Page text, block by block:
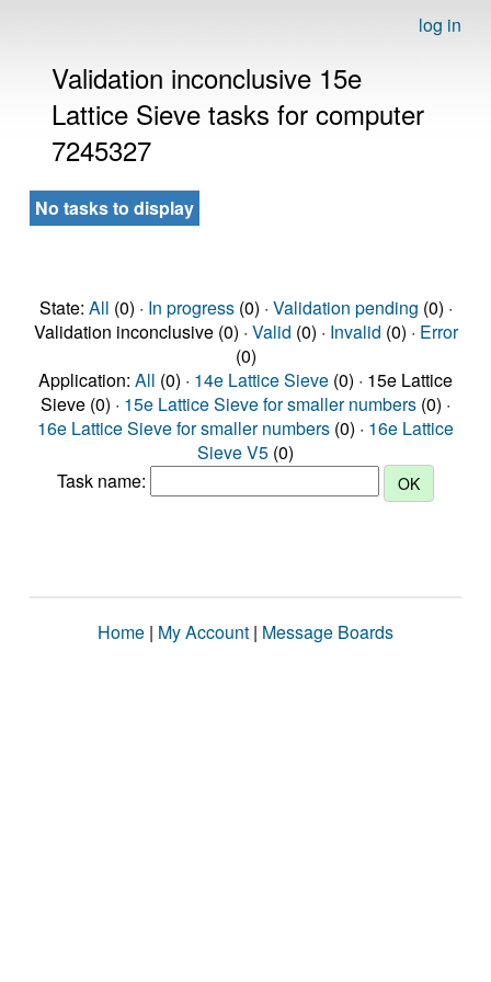
log in
Validation inconclusive 15e
Lattice Sieve tasks for computer
7245327
No tasks to display
State: All (0) · In progress(0) · Validation pending (0) ·
Validation inconclusive (0) · Valid (0) · Invalid (0) · Error
(0)
Application: All (0) · 14e Lattice Sieve (0) · 15e Lattice
Sieve (0) · 15e Lattice Sieve for smaller numbers (0) ·
16e Lattice Sieve for smaller numbers (0) · 16e Lattice
Sieve V5 (0)
Task name:
Home | My Account | Message Boards